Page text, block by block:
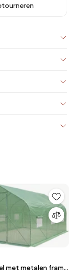
met metalen frame